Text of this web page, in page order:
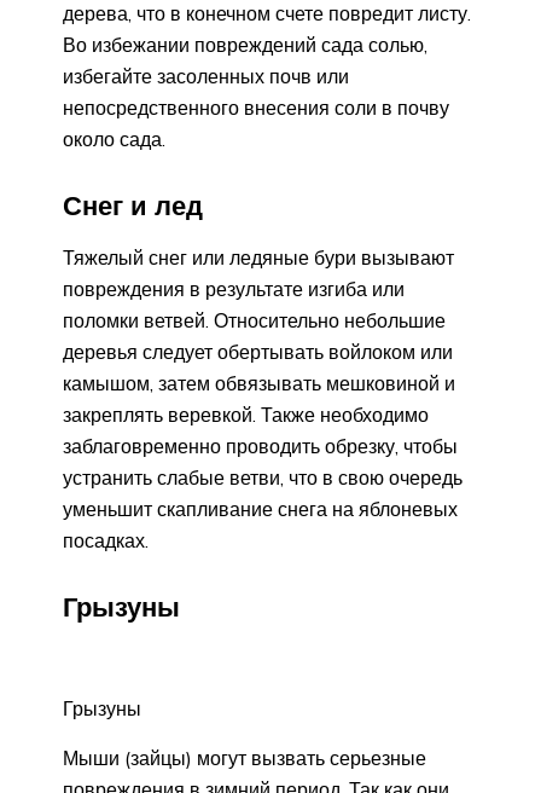
дерева, что в конечном счете повредит листу.
Во избежании повреждений сада солью,
избегайте засоленных почв или
непосредственного внесения соли в почву
около сада.
Снег и лед
Тяжелый снег или ледяные бури вызывают
повреждения в результате изгиба или
поломки ветвей. Относительно небольшие
деревья следует обертывать войлоком или
камышом, затем обвязывать мешковиной и
закреплять веревкой. Также необходимо
заблаговременно проводить обрезку, чтобы
устранить слабые ветви, что в свою очередь
уменьшит скапливание снега на яблоневых
посадках.
Грызуны
Грызуны
Мыши (зайцы) могут вызвать серьезные